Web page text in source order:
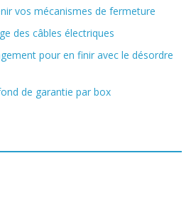
vos mécanismes de fermeture
des câbles électriques
pour en finir avec le désordre
de garantie par box